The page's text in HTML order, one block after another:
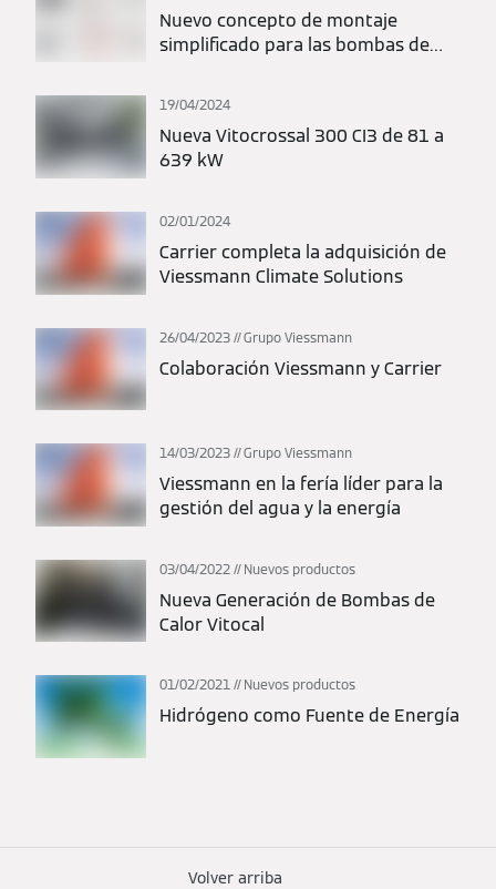
Nuevo concepto de montaje
simplificado para las bombas de
instalación.
19/04/2024
Nueva Vitocrossal 300 CI3 de 81 a
639 kW
02/01/2024
Carrier completa la adquisición de
Viessmann Climate Solutions
26/04/2023 Grupo Viessmann
Colaboración Viessmann y Carrier
14/03/2023 Grupo Viessmann
Viessmann en la fería líder para la
gestión del agua y la energía
03/04/2022 Nuevos productos
Nueva Generación de Bombas de
Calor Vitocal
01/02/2021 Nuevos productos
Hidrógeno como Fuente de Energía
Volver arriba